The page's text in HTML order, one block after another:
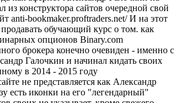
из конструктора сайтов очередной свой
anti-bookmaker.proftraders.net/ И на этот
продавать обучающий курс о том. как
опционов Binary.com
брокера конечно очевиден - именно с
Галочкин и начинал кидать своих
в 2014 - 2015 году
не представляется как Александр
есть иконки на его "легендарный"